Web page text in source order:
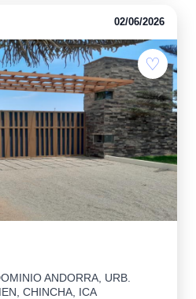
02/06/2026
♡
ANDORRA, URB.
CHINCHA, ICA